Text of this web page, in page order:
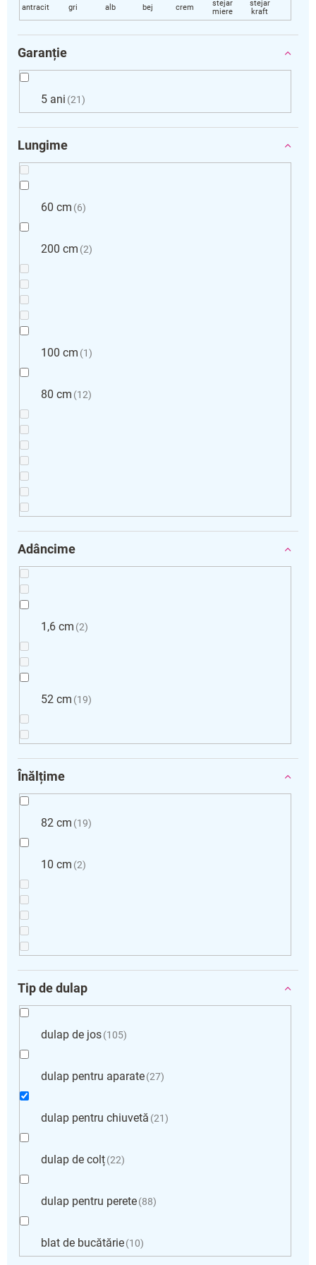
Garanție
5 ani 21
Lungime
60 cm 6
200 cm 2
100 cm 1
80 cm 12
Adâncime
1,6 cm 2
52 cm 19
Înălțime
82 cm 19
10 cm 2
Tip de dulap
dulap de jos 105
dulap pentru aparate 27
dulap pentru chiuvetă 21
dulap de colț 22
dulap pentru perete 88
blat de bucătărie 10